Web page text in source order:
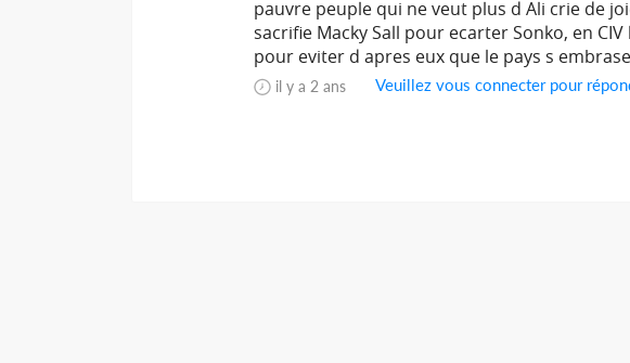
pauvre peuple qui ne veut plus d Ali crie de
sacrifie Macky Sall pour ecarter Sonko, en
pour eviter d apres eux que le pays s
il y a 2 ans Veuillez vous connecter pour